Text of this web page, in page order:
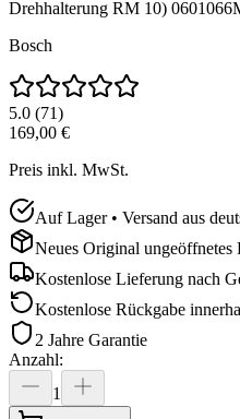
Drehhalterung RM 10)
Bosch
5.0 (71)
169,00 €
Preis inkl. MwSt.
Auf Lager • Versand aus
Neues Original ungeöffnetes
Kostenlose Lieferung nach
Kostenlose Rückgabe
2 Jahre Garantie
Anzahl:
1